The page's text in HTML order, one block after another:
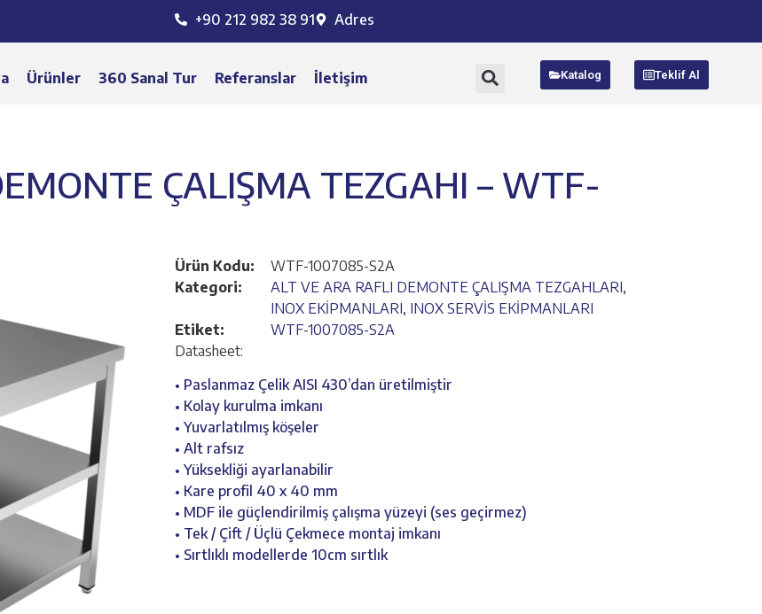
+90 212 982 38 91 Adres
Ürünler 360 Sanal Tur Referanslar İletişim Katalog Teklif Al
ÇALIŞMA TEZGAHI – WTF-
Ürün Kodu:
WTF-1007085-S2A
Kategori:
ALT VE ARA RAFLI DEMONTE ÇALIŞMA TEZGAHLARI,
INOX EKİPMANLARI, INOX SERVİS EKİPMANLARI
Etiket:
WTF-1007085-S2A
Datasheet:
• Paslanmaz Çelik AISI 430’dan üretilmiştir
• Kolay kurulma imkanı
• Yuvarlatılmış köşeler
• Alt rafsız
• Yüksekliği ayarlanabilir
• Kare profil 40 x 40 mm
• MDF ile güçlendirilmiş çalışma yüzeyi (ses geçirmez)
• Tek / Çift / Üçlü Çekmece montaj imkanı
• Sırtlıklı modellerde 10cm sırtlık